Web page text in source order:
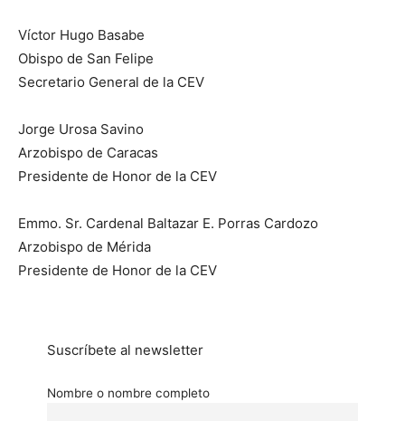
Víctor Hugo Basabe
Obispo de San Felipe
Secretario General de la CEV
Jorge Urosa Savino
Arzobispo de Caracas
Presidente de Honor de la CEV
Emmo. Sr. Cardenal Baltazar E. Porras Cardozo
Arzobispo de Mérida
Presidente de Honor de la CEV
Suscríbete al newsletter
Nombre o nombre completo